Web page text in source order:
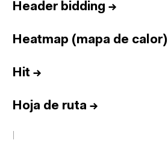
Header bidding →
Heatmap (mapa de calor)
Hit →
Hoja de ruta →
I